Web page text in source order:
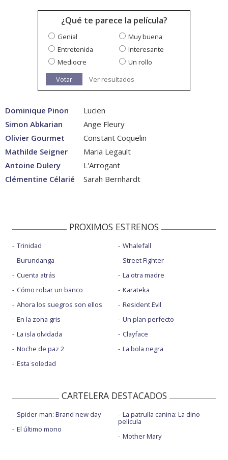
¿Qué te parece la película?
Genial
Muy buena
Entretenida
Interesante
Mediocre
Un rollo
Votar
Ver resultados
Dominique Pinon
Lucien
Simon Abkarian
Ange Fleury
Olivier Gourmet
Constant Coquelin
Mathilde Seigner
Maria Legault
Antoine Dulery
L'Arrogant
Clémentine Célarié
Sarah Bernhardt
PROXIMOS ESTRENOS
Trinidad
Burundanga
Cuenta atrás
Cómo robar un banco
Ahora los suegros son ellos
En la zona gris
La isla olvidada
Noche de paz 2
Esta soledad
Whalefall
Street Fighter
La otra madre
Karateka
Resident Evil
Un plan perfecto
Clayface
La bola negra
CARTELERA DESTACADOS
Spider-man: Brand new day
El último mono
La patrulla canina: La dino
película
Mother Mary